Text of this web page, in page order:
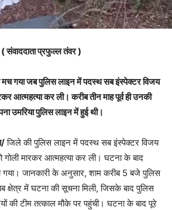
( संवाददाता प्रफुल्ल तंवर )
गया जब पुलिस लाइन में पदस्थ सब इंस्पेक्टर विजय
आत्महत्या कर ली। करीब तीन माह पूर्व ही उनकी
उमरिया पुलिस लाइन में हुई थी।
जिले की पुलिस लाइन में पदस्थ सब इंस्पेक्टर विजय
गोली मारकर आत्महत्या कर ली। घटना के बाद
जानकारी के अनुसार, शाम करीब 5 बजे पुलिस
क्षेत्र में घटना की सूचना मिली, जिसके बाद पुलिस
की टीम तत्काल मौके पर पहुंची। घटना के बाद पूरे